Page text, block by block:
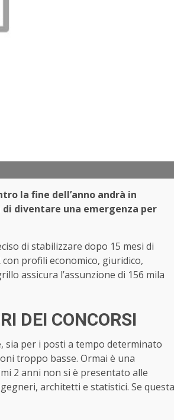
la fine dell’anno andrà in
diventare una emergenza per
di stabilizzare dopo 15 mesi di
profili economico, giuridico,
assicura l’assunzione di 156 mila
DEI CONCORSI
sia per i posti a tempo determinato
troppo basse. Ormai è una
2 anni non si è presentato alle
architetti e statistici. Se questa